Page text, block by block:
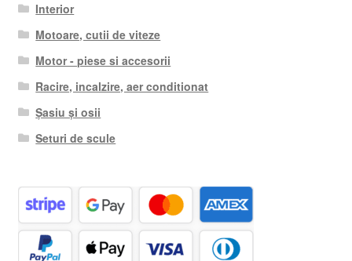
Interior
Motoare, cutii de viteze
Motor - piese si accesorii
Racire, incalzire, aer conditionat
Șasiu și osii
Seturi de scule